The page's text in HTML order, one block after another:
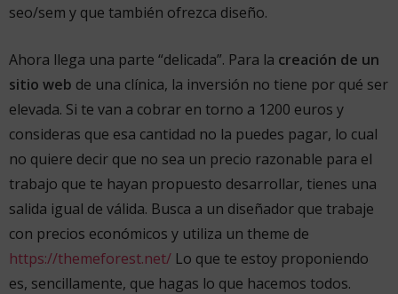
seo/sem y que también ofrezca diseño.
Ahora llega una parte “delicada”. Para la creación de un
sitio web de una clínica, la inversión no tiene por qué ser
elevada. Si te van a cobrar en torno a 1200 euros y
consideras que esa cantidad no la puedes pagar, lo cual
no quiere decir que no sea un precio razonable para el
trabajo que te hayan propuesto desarrollar, tienes una
salida igual de válida. Busca a un diseñador que trabaje
con precios económicos y utiliza un theme de
https://themeforest.net/ Lo que te estoy proponiendo
es, sencillamente, que hagas lo que hacemos todos.